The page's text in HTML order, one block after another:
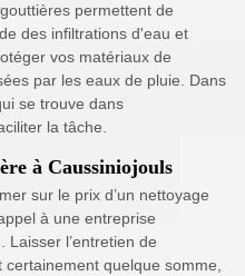
permettent de
des infiltrations d'eau et
vos matériaux de
par les eaux de pluie. Dans
se trouve dans
la tâche.
à Caussiniojouls
sur le prix d’un nettoyage
à une entreprise
Laisser l’entretien de
quelque somme,